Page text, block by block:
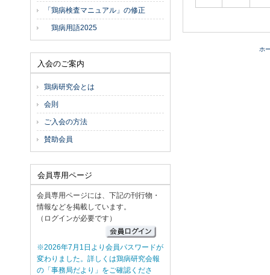
ホ
「鶏病検査マニュアル」の修正
鶏病用語2025
入会のご案内
鶏病研究会とは
会則
ご入会の方法
賛助会員
会員専用ページ
会員専用ページには、下記の刊行物・
情報などを掲載しています。
（ログインが必要です）
※2026年7月1日より会員パスワードが
変わりました。詳しくは鶏病研究会報
の「事務局だより」をご確認くださ